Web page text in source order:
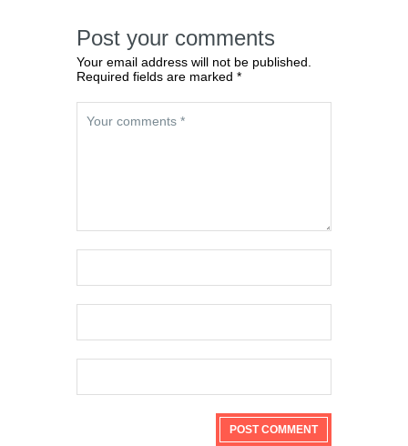
Post your comments
Your email address will not be published.
Required fields are marked *